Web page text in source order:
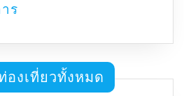
ร
องเที่ยวทั้งหมด